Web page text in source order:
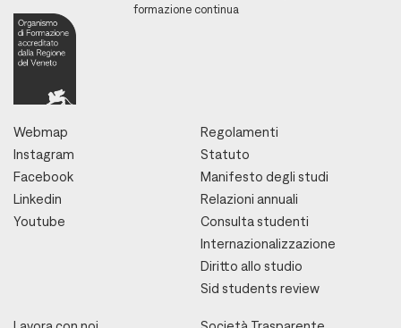
formazione continua
Webmap
Instagram
Facebook
Linkedin
Youtube
Regolamenti
Statuto
Manifesto degli studi
Relazioni annuali
Consulta studenti
Internazionalizzazione
Diritto allo studio
Sid students review